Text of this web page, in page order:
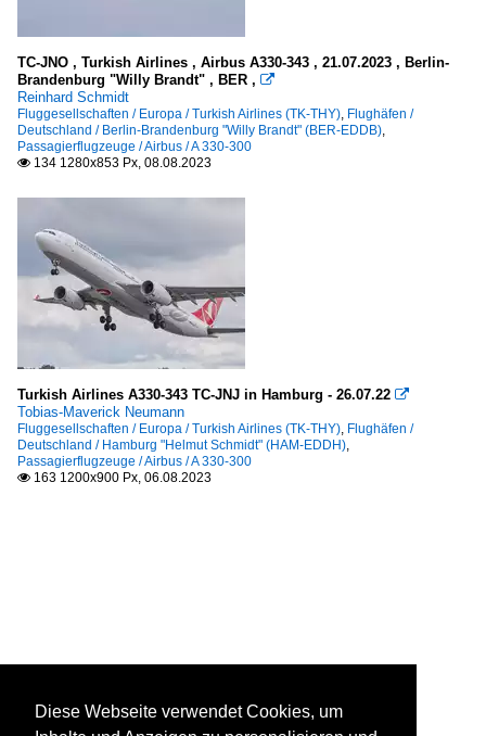
TC-JNO , Turkish Airlines , Airbus A330-343 , 21.07.2023 , Berlin-
Brandenburg "Willy Brandt" , BER , 
Reinhard Schmidt
Fluggesellschaften / Europa / Turkish Airlines (TK-THY), Flughäfen /
Deutschland / Berlin-Brandenburg "Willy Brandt" (BER-EDDB),
Passagierflugzeuge / Airbus / A 330-300
 134 1280x853 Px, 08.08.2023
Turkish Airlines A330-343 TC-JNJ in Hamburg - 26.07.22 
Tobias-Maverick Neumann
Fluggesellschaften / Europa / Turkish Airlines (TK-THY), Flughäfen /
Deutschland / Hamburg "Helmut Schmidt" (HAM-EDDH),
Passagierflugzeuge / Airbus / A 330-300
 163 1200x900 Px, 06.08.2023
Diese Webseite verwendet Cookies, um